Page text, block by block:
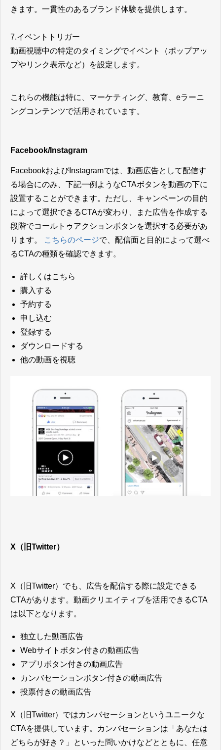
きます。一貫性のあるブランド体験を提供します。
7.イベントトリガー
動画視聴中の特定のタイミングでイベント（ポップアッ
プやリンク表示など）を設定します。
これらの機能は特に、マーケティング、教育、eラーニ
ングコンテンツで活用されています。
Facebook/Instagram
FacebookおよびInstagramでは、動画広告として配信す
る場合にのみ、下記一例ようなCTAボタンを動画の下に
設置することができます。ただし、キャンペーンの目的
によって選択できるCTAが変わり、また広告を作成する
段階でコールトゥアクションボタンを選択する必要があ
ります。
こちらのページで、配信面と目的によって選べ
るCTAの種類を確認できます。
詳しくはこちら
購入する
予約する
申し込む
登録する
ダウンロードする
他の動画を視聴
X（旧Twitter）
X（旧Twitter）でも、広告を配信する際に設定できる
CTAがあります。動画クリエイティブを活用できるCTA
は以下となります。
独立した動画広告
Webサイトボタン付きの動画広告
アプリボタン付きの動画広告
カンバセーションボタン付きの動画広告
投票付きの動画広告
X（旧Twitter）ではカンバセーションというユニークな
CTAを提供しています。カンバセーションは「あなたは
どちらが好き？」といった問いかけなどとともに、任意